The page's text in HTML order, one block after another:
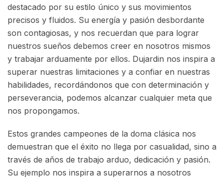
destacado por su estilo único y sus movimientos
precisos y fluidos. Su energía y pasión desbordante
son contagiosas, y nos recuerdan que para lograr
nuestros sueños debemos creer en nosotros mismos
y trabajar arduamente por ellos. Dujardin nos inspira a
superar nuestras limitaciones y a confiar en nuestras
habilidades, recordándonos que con determinación y
perseverancia, podemos alcanzar cualquier meta que
nos propongamos.
Estos grandes campeones de la doma clásica nos
demuestran que el éxito no llega por casualidad, sino a
través de años de trabajo arduo, dedicación y pasión.
Su ejemplo nos inspira a superarnos a nosotros